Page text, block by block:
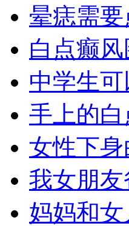
晕痣需
白点癫
中学生
手上的
女性下
我女朋
妈妈和